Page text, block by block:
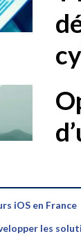
iOS en France
les